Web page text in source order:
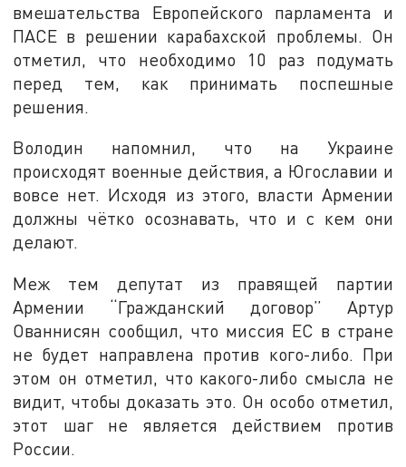
вмешательства Европейского парламента и
ПАСЕ в решении карабахской проблемы. Он
отметил, что необходимо 10 раз подумать
перед тем, как принимать поспешные
решения.
Володин напомнил, что на Украине
происходят военные действия, а Югославии и
вовсе нет. Исходя из этого, власти Армении
должны чётко осознавать, что и с кем они
делают.
Меж тем депутат из правящей партии
Армении “Гражданский договор” Артур
Ованнисян сообщил, что миссия ЕС в стране
не будет направлена против кого-либо. При
этом он отметил, что какого-либо смысла не
видит, чтобы доказать это. Он особо отметил,
этот шаг не является действием против
России.